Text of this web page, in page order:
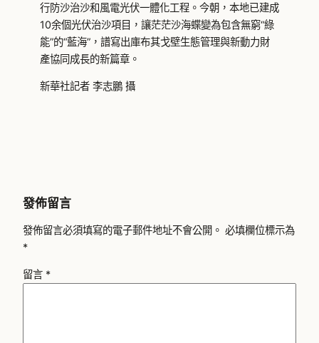
行防沙治沙和風電光伏一體化工程。今朝，本地已建成
10余個光伏治沙項目，讓茫茫沙海蝶變為包含無窮“綠
能”的“藍海”，譜寫出庫布其戈壁生態管理與新動力財
產協同成長的新篇章。
新華社記者 李志鵬 攝
發佈留言
發佈留言必須填寫的電子郵件地址不會公開。 必填欄位標示為
*
留言 *